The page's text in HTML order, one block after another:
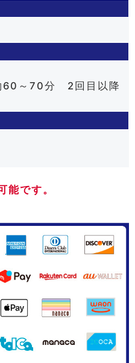
60～70分 2回目以降
です。